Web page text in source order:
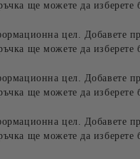
ще можете да изберете
цел. Добавете
ще можете да изберете
цел. Добавете
ще можете да изберете
цел. Добавете
ще можете да изберете